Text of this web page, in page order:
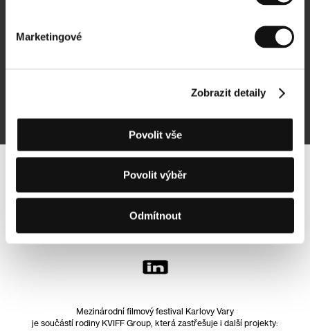
Marketingové
Zobrazit detaily
Povolit vše
Povolit výběr
Odmítnout
Sledujte nás na síti:
Mezinárodní filmový festival Karlovy Vary
je součástí rodiny KVIFF Group, která zastřešuje i další projekty: